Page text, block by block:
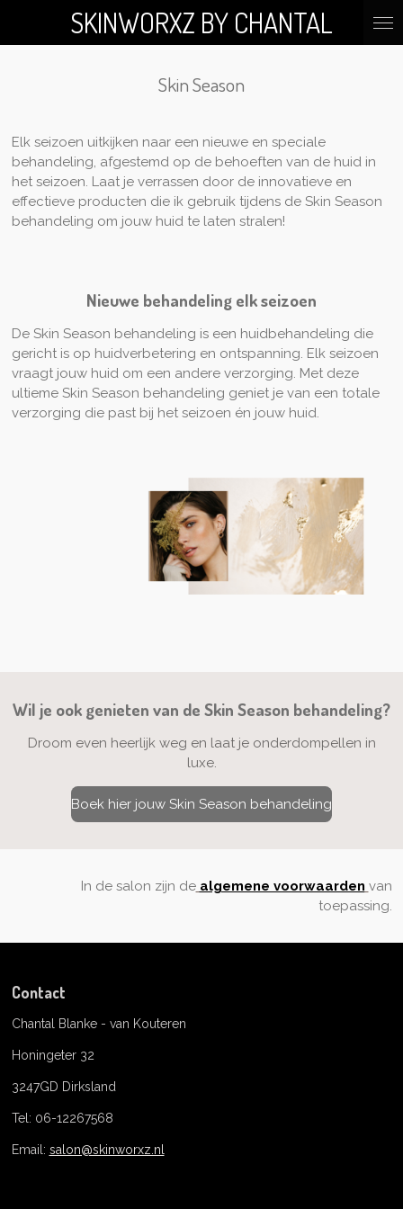
SKINWORXZ BY CHANTAL
Skin Season
Elk seizoen uitkijken naar een nieuwe en speciale
behandeling, afgestemd op de behoeften van de huid in
het seizoen. Laat je verrassen door de innovatieve en
effectieve producten die ik gebruik tijdens de Skin Season
behandeling om jouw huid te laten stralen!
Nieuwe behandeling elk seizoen
De Skin Season behandeling is een huidbehandeling die
gericht is op huidverbetering en ontspanning. Elk seizoen
vraagt jouw huid om een andere verzorging. Met deze
ultieme Skin Season behandeling geniet je van een totale
verzorging die past bij het seizoen én jouw huid.
Wil je ook genieten van de Skin Season behandeling?
Droom even heerlijk weg en laat je onderdompellen in
luxe.
Boek hier jouw Skin Season behandeling
In de salon zijn de algemene voorwaarden van
toepassing.
Contact
Chantal Blanke - van Kouteren
Honingeter 32
3247GD Dirksland
Tel: 06-12267568
Email: salon@skinworxz.nl